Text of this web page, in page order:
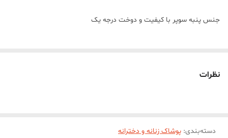
جنس پنبه سوپر با کيفيت و دوخت درجه يک
نظرات
دسته‌بندی: پوشاک زنانه و دخترانه